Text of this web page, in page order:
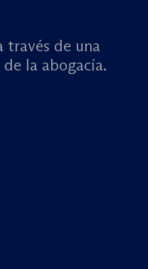
través de una
la abogacía.